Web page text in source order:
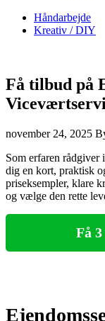
Håndarbejde
Kreativ / DIY
Få tilbud på
november 24, 2025
Som erfaren
dig en kort, praktisk
priseksempler, klare
og vælge den rette
Få